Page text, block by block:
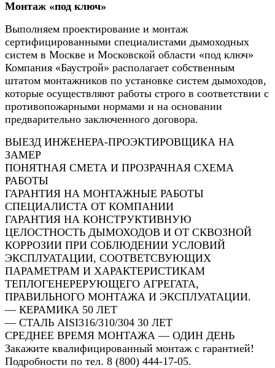
Монтаж «под ключ»
Выполняем проектирование и монтаж
сертифицированными специалистами дымоходных
систем в Москве и Московской области «под ключ»
Компания «Баустрой» располагает собственным
штатом монтажников по установке систем дымоходов,
которые осуществляют работы строго в соответствии с
противопожарными нормами и на основании
предварительно заключенного договора.
ВЫЕЗД ИНЖЕНЕРА-ПРОЭКТИРОВЩИКА НА
ЗАМЕР
ПОНЯТНАЯ СМЕТА И ПРОЗРАЧНАЯ СХЕМА
РАБОТЫ
ГАРАНТИЯ НА МОНТАЖНЫЕ РАБОТЫ
СПЕЦИАЛИСТА ОТ КОМПАНИИ
ГАРАНТИЯ НА КОНСТРУКТИВНУЮ
ЦЕЛОСТНОСТЬ ДЫМОХОДОВ И ОТ СКВОЗНОЙ
КОРРОЗИИ ПРИ СОБЛЮДЕНИИ УСЛОВИЙ
ЭКСПЛУАТАЦИИ, СООТВЕТСВУЮЩИХ
ПАРАМЕТРАМ И ХАРАКТЕРИСТИКАМ
ТЕПЛОГЕНЕРЕРУЮЩЕГО АГРЕГАТА,
ПРАВИЛЬНОГО МОНТАЖА И ЭКСПЛУАТАЦИИ.
— КЕРАМИКА 50 ЛЕТ
— СТАЛЬ AISI316/310/304 30 ЛЕТ
СРЕДНЕЕ ВРЕМЯ МОНТАЖА — ОДИН ДЕНЬ
Закажите квалифицированный монтаж с гарантией!
Подробности по тел. 8 (800) 444-17-05.